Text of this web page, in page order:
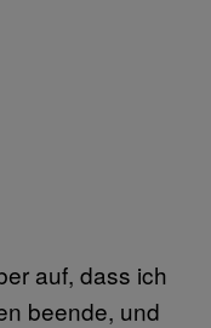
auf, dass ich
beende, und